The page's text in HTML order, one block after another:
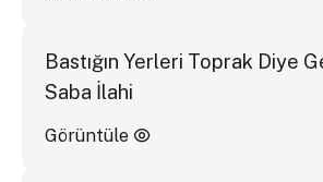
Bastığın Yerleri Toprak Diye
Saba İlahi
Görüntüle